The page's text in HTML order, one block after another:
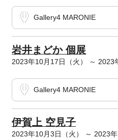
Gallery4 MARONIE
岩井まどか 個展
2023年10月17日（火） ～ 2023
Gallery4 MARONIE
伊賀上 空見子
2023年10月3日（火） ～ 2023年